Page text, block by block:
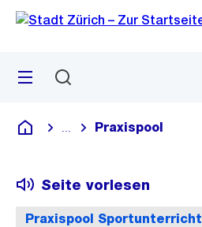
Navigation
Sprunglink
Menü
Deutsch
Blende alle Breadcrumbs ein
Praxispool
Praxispool Sportunterricht
Seite vorlesen